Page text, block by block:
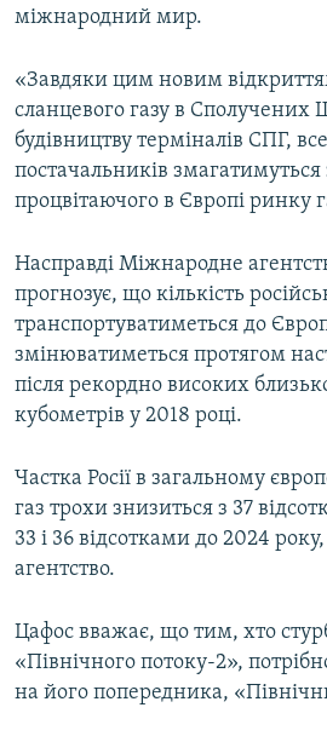
міжнародний мир.
«Завдяки цим новим
сланцевого газу в Сполучених
будівництву терміналів СПГ,
постачальників змагатимуться
процвітаючого в Європі ринку
Насправді Міжнародне
прогнозує, що кількість
транспортуватиметься до
змінюватиметься протягом
після рекордно високих
кубометрів у 2018 році.
Частка Росії в загальному
газ трохи знизиться з 37
33 і 36 відсотками до 2024
агентство.
Цафос вважає, що тим, хто
«Північного потоку-2»,
на його попередника,